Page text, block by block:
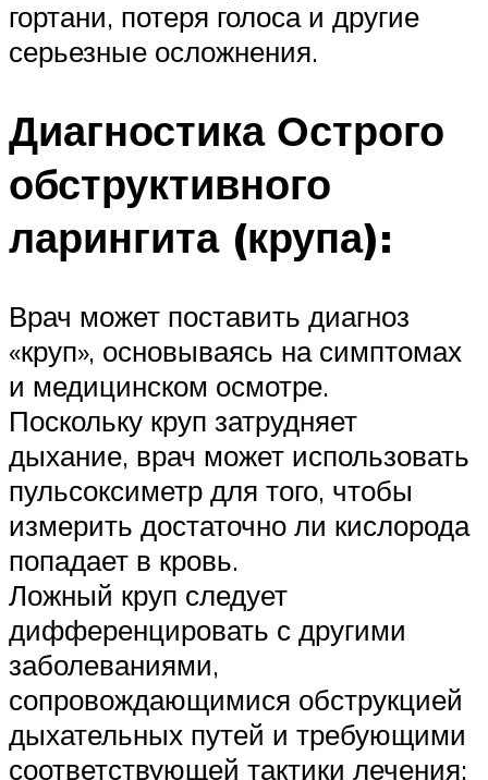
гортани, потеря голоса и другие
серьезные осложнения.
Диагностика Острого
обструктивного
ларингита (крупа):
Врач может поставить диагноз
«круп», основываясь на симптомах
и медицинском осмотре.
Поскольку круп затрудняет
дыхание, врач может использовать
пульсоксиметр для того, чтобы
измерить достаточно ли кислорода
попадает в кровь.
Ложный круп следует
дифференцировать с другими
заболеваниями,
сопровождающимися обструкцией
дыхательных путей и требующими
соответствующей тактики лечения: